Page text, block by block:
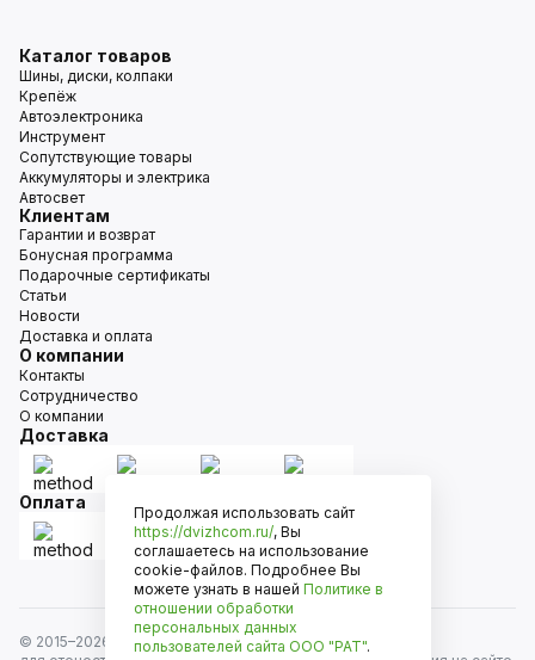
Каталог товаров
Шины, диски, колпаки
Крепёж
Автоэлектроника
Инструмент
Сопутствующие товары
Аккумуляторы и электрика
Автосвет
Клиентам
Гарантии и возврат
Бонусная программа
Подарочные сертификаты
Статьи
Новости
Доставка и оплата
О компании
Контакты
Сотрудничество
О компании
Доставка
Оплата
© 2015–2026
Движком — сеть магазинов автозапчастей
Продолжая использовать сайт
https://dvizhcom.ru/, Вы
соглашаетесь на использование
cookie-файлов. Подробнее Вы
можете узнать в нашей Политике в
отношении обработки
персональных данных
пользователей сайта ООО "РАТ".